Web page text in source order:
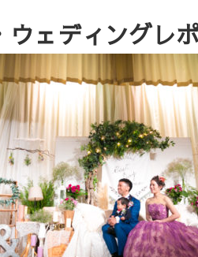
ウェディングレ